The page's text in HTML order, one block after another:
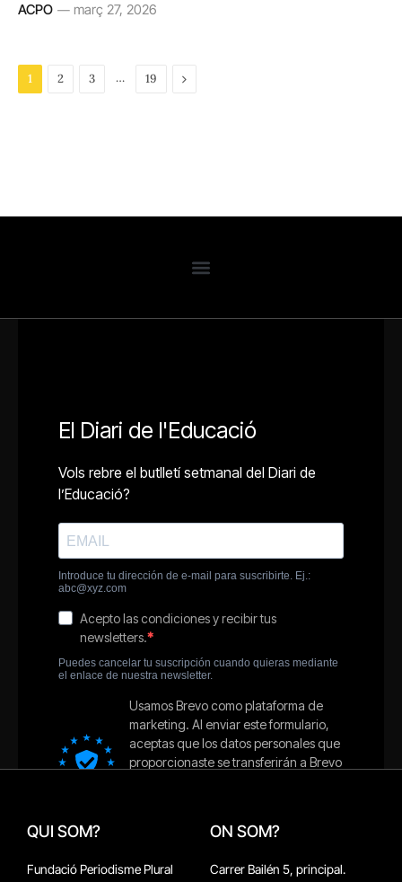
ACPO març 27, 2026
1 2 3 … 19 Next
QUI SOM?
Fundació Periodisme Plural
ON SOM?
Carrer Bailén 5, principal.